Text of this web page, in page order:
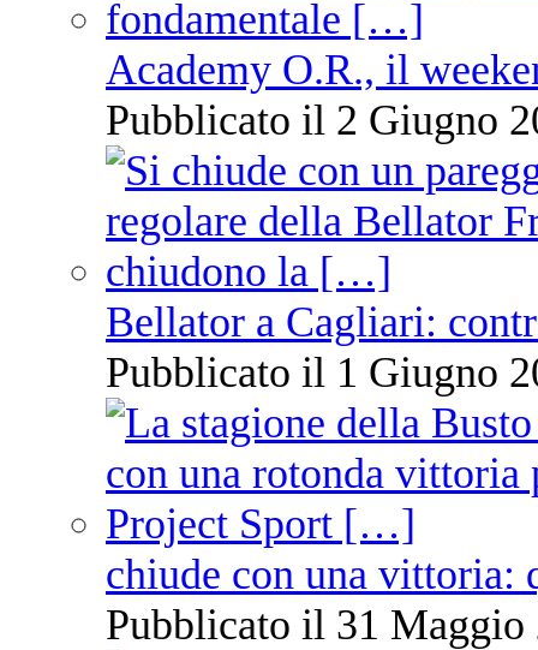
Academy O.R., il
Pubblicato il 2 Giugno
Bellator a Cagliari:
Pubblicato il 1 Giugno
chiude con una vittoria:
Pubblicato il 31 Maggio